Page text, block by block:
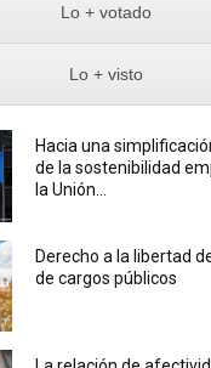
Lo + votado
Lo + visto
Hacia una
de la sostenibilidad
la Unión...
Derecho a la libertad
de cargos públicos